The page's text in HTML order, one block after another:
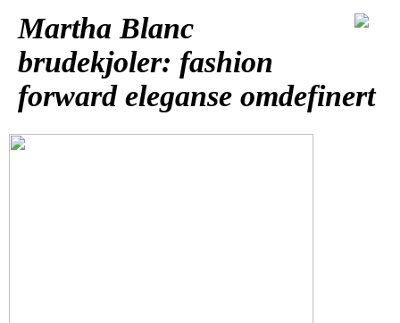
Martha Blanc
brudekjoler: fashion
forward eleganse omdefinert